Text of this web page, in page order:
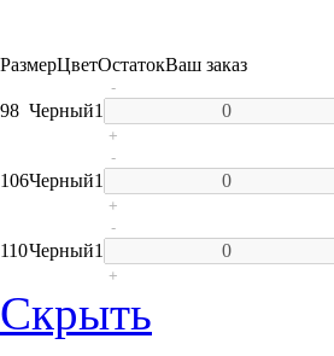
РазмерЦветОстатокВаш заказ
98 Черный1
-
+
106Черный1
-
+
110Черный1
-
+
Скрыть